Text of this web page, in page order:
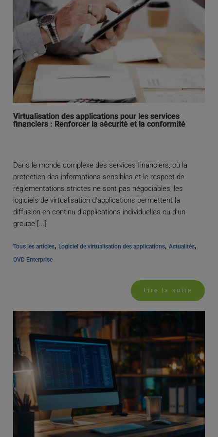
Virtualisation des applications pour les services
financiers : Renforcer la sécurité et la conformité
Dans le monde complexe des services financiers, où la
protection des informations sensibles et le respect de
réglementations strictes ne sont pas négociables, les
logiciels de virtualisation d'applications permettent la
diffusion en continu d'applications individuelles ou d'un
groupe [...]
Tous les articles, Logiciel de virtualisation des applications, Actualités
OVD Enterprise
Lire la suite